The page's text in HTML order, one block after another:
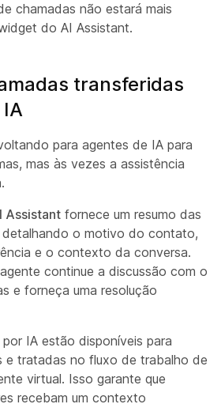
chamadas não estará mais
do AI Assistant.
transferidas
para agentes de IA para
mas às vezes a assistência
Assistant fornece um resumo das
o motivo do contato,
e o contexto da conversa.
continue a discussão com o
e forneça uma resolução
IA estão disponíveis para
e tratadas no fluxo de trabalho de
virtual. Isso garante que
recebam um contexto